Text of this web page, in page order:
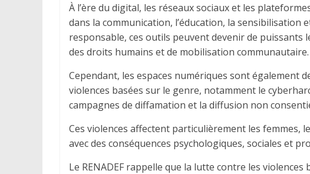
À l’ère du digital, les réseaux sociaux et les
dans la communication, l’éducation, la sensibilisation
responsable, ces outils peuvent devenir de
des droits humains et de mobilisation communautaire.
Cependant, les espaces numériques sont également
violences basées sur le genre, notamment le
campagnes de diffamation et la diffusion non
Ces violences affectent particulièrement les femmes,
avec des conséquences psychologiques, sociales et
Le RENADEF rappelle que la lutte contre les